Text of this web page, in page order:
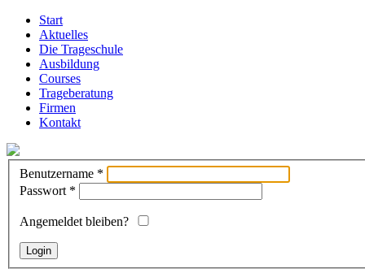
Start
Aktuelles
Die Trageschule
Ausbildung
Courses
Trageberatung
Firmen
Kontakt
Benutzername *
Passwort *
Angemeldet bleiben?
Login